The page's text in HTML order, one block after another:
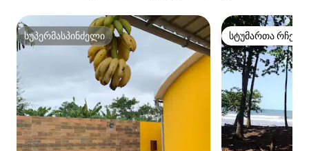
სუპერმასპინძელი
სუპერმასპინძელი სტუმართა
სტუმართა